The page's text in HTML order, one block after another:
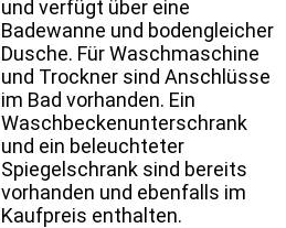
und verfügt über eine
Badewanne und bodengleicher
Dusche. Für Waschmaschine
und Trockner sind Anschlüsse
im Bad vorhanden. Ein
Waschbeckenunterschrank
und ein beleuchteter
Spiegelschrank sind bereits
vorhanden und ebenfalls im
Kaufpreis enthalten.